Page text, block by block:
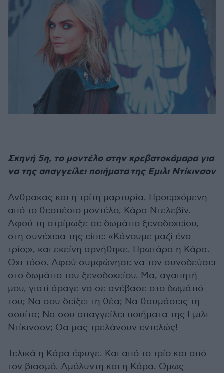
Σκηνή 5η, το μοντέλο στην κρεβατοκάμαρα για
να της απαγγείλει ποιήματα της Εμιλι Ντίκινσον
Ανθρακας και η τρίτη μαρτυρία. Προερχόμενη
από το θεσπέσιο μοντέλο, Κάρα Ντελεβίν.
Αφού τη στρίμωξε σε δωμάτιο ξενοδοχείου,
στη συνέχεια της είπε: «Κάνουμε μαζί ένα
τρίο;», και εκείνη αρνήθηκε. Πρωτάρα η Κάρα.
Οχι τόσο. Αφού συμφώνησε να τον συνοδεύσει
στο δωμάτιο του ξενοδοχείου. Μα, αγαπητή
μου, γιατί άραγε να σε ανέβασε στο δωμάτιό
του; Να σου δείξει τη θέα; Να θαυμάσεις τη
σουίτα; Να σου απαγγείλει ποιήματα της Εμιλι
Ντίκινσον; Θα μας τρελάνουν εντελώς!
Τελικά η Κάρα έφυγε. Και από το τρίο και από
τον βιασμό. Αμόλυντη και η Κάρα. Ομως